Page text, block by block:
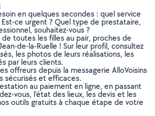
en quelques secondes : quel service
Est-ce urgent ? Quel type de prestataire,
souhaitez-vous ?
toutes les filles au pair, proches de
de-la-Ruelle ! Sur leur profil, consultez
les photos de leurs réalisations, les
par leurs clients.
offreurs depuis la messagerie AlloVoisins
sécurisés et efficaces.
au paiement en ligne, en passant
vous, l’état des lieux, les devis et les
outils gratuits à chaque étape de votre